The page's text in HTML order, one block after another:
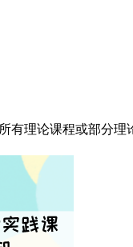
理论课程或部分